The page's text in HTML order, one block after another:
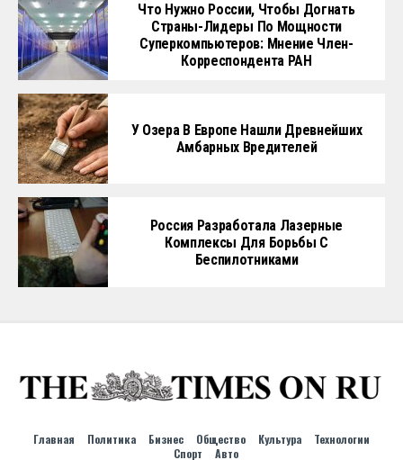
Что Нужно России, Чтобы Догнать
Страны-Лидеры По Мощности
Суперкомпьютеров: Мнение Член-
Корреспондента РАН
У Озера В Европе Нашли Древнейших
Амбарных Вредителей
Россия Разработала Лазерные
Комплексы Для Борьбы С
Беспилотниками
Главная Политика Бизнес Общество Культура
Технологии
Спорт
Авто